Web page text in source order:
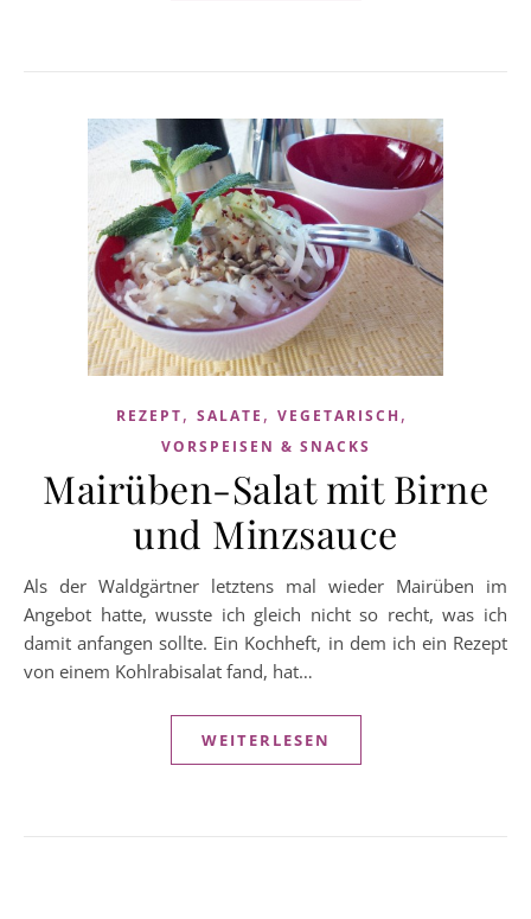
REZEPT, SALATE , VEGETARISCH ,
VORSPEISEN & SNACKS
Mairüben-Salat mit Birne
und Minzsauce
Als der Waldgärtner letztens mal wieder Mairüben im
Angebot hatte, wusste ich gleich nicht so recht, was ich
damit anfangen sollte. Ein Kochheft, in dem ich ein Rezept
von einem Kohlrabisalat fand, hat…
WEITERLESEN